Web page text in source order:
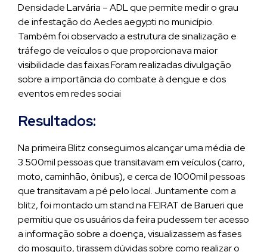
Densidade Larvária – ADL que permite medir o grau
de infestação do Aedes aegypti no município.
Também foi observado a estrutura de sinalização e
tráfego de veículos o que proporcionava maior
visibilidade das faixas.Foram realizadas divulgação
sobre a importância do combate à dengue e dos
eventos em redes sociai
Resultados:
Na primeira Blitz conseguimos alcançar uma média de
3.500mil pessoas que transitavam em veículos (carro,
moto, caminhão, ônibus), e cerca de 1000mil pessoas
que transitavam a pé pelo local. Juntamente com a
blitz, foi montado um stand na FEIRAT de Barueri que
permitiu que os usuários da feira pudessem ter acesso
a informação sobre a doença, visualizassem as fases
do mosquito, tirassem dúvidas sobre como realizar o